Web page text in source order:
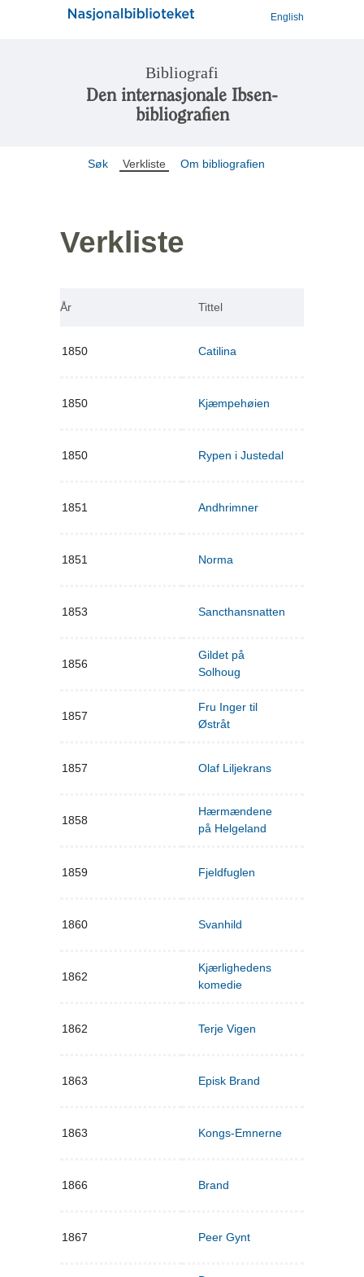
English
Bibliografi
Den internasjonale Ibsen-
bibliografien
Søk Verkliste Om bibliografien
Verkliste
År Tittel
1850 Catilina
1850 Kjæmpehøien
1850 Rypen i Justedal
1851 Andhrimner
1851 Norma
1853 Sancthansnatten
1856
Gildet på
Solhoug
1857
Fru Inger til
Østråt
1857 Olaf Liljekrans
1858
Hærmændene
på Helgeland
1859 Fjeldfuglen
1860 Svanhild
1862
Kjærlighedens
komedie
1862 Terje Vigen
1863 Episk Brand
1863 Kongs-Emnerne
1866 Brand
1867 Peer Gynt